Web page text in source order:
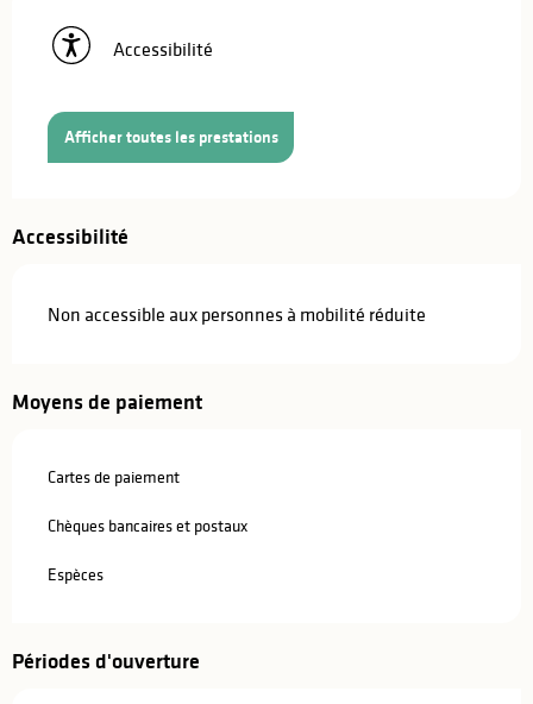
Accessibilité
Afficher toutes les prestations
Accessibilité
Non accessible aux personnes à mobilité réduite
Moyens de paiement
Cartes de paiement
Chèques bancaires et postaux
Espèces
Périodes d'ouverture